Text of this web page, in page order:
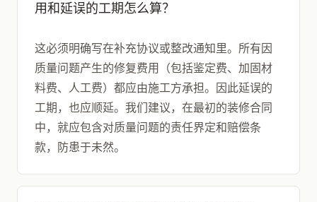
用和延误的工期怎么算？
这必须明确写在补充协议或整改通知里。所有因
质量问题产生的修复费用（包括鉴定费、加固材
料费、人工费）都应由施工方承担。因此延误的
工期，也应顺延。我们建议，在最初的装修合同
中，就应包含对质量问题的责任界定和赔偿条
款，防患于未然。